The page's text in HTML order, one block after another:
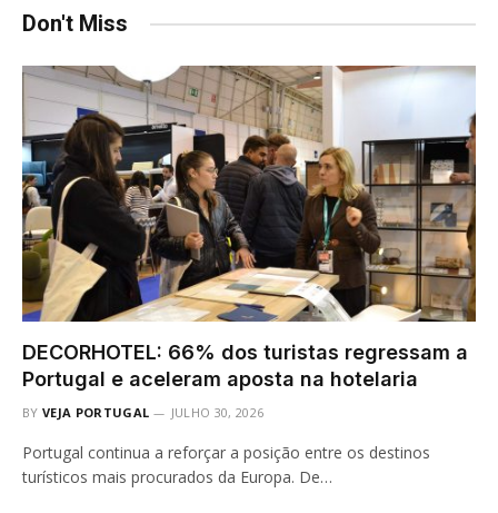
Don't Miss
DECORHOTEL: 66% dos turistas regressam a
Portugal e aceleram aposta na hotelaria
BY VEJA PORTUGAL JULHO 30, 2026
Portugal continua a reforçar a posição entre os destinos
turísticos mais procurados da Europa. De…